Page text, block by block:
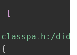
[
{